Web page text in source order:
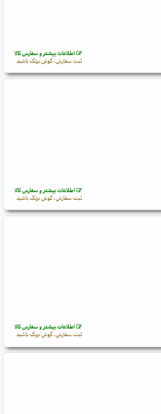
اطلاعات بیشتر و سفارش کالا
ثبت سفارش، گوش بزنگ باشید
اطلاعات بیشتر و سفارش کالا
ثبت سفارش، گوش بزنگ باشید
اطلاعات بیشتر و سفارش کالا
ثبت سفارش، گوش بزنگ باشید